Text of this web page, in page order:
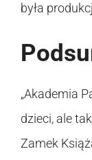
była
„Akademia
dzieci, ale
Zamek